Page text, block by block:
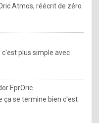
Atmos, réécrit de zéro
plus simple avec
EprOric
ça se termine bien c'est